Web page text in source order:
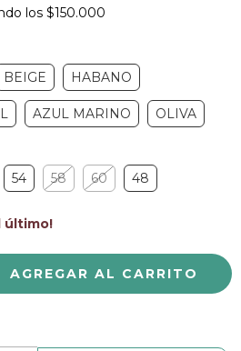
los $150.000
BEIGE HABANO
AZUL MARINO OLIVA
54 58 60 48
último!